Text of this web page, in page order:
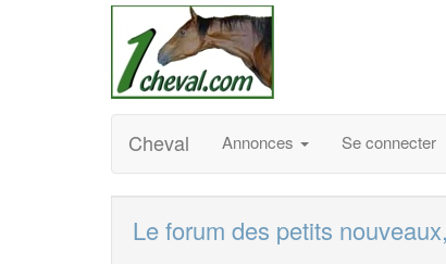
Cheval Annonces Se connecter
Le forum des petits